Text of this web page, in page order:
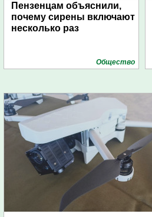
Пензенцам объяснили,
почему сирены включают
несколько раз
Общество